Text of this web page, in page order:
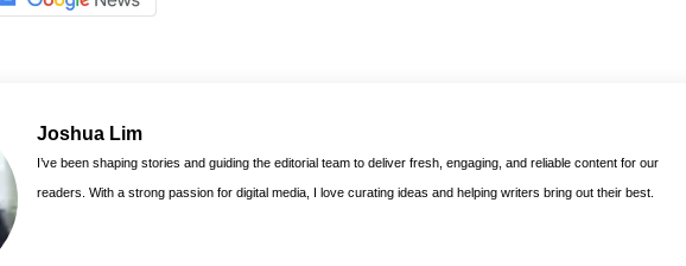
Joshua Lim
I’ve been shaping stories and guiding the editorial team to deliver fresh, engaging, and reliable content for our
readers. With a strong passion for digital media, I love curating ideas and helping writers bring out their best.